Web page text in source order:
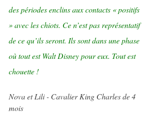
des périodes enclins aux contacts « positifs
» avec les chiots. Ce n’est pas représentatif
de ce qu’ils seront. Ils sont dans une phase
où tout est Walt Disney pour eux. Tout est
chouette !
Nova et Lili - Cavalier King Charles de 4
mois